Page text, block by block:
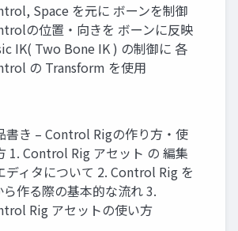
Space を元に ボーンを制御
の位置・向きを ボーンに反映
IK( Two Bone IK ) の制御に 各
の Transform を使用
書き – Control Rigの作り方・使
1. Control Rig アセット の 編集
ディタについて 2. Control Rig を
ら作る際の基本的な流れ 3.
Rig アセットの使い方